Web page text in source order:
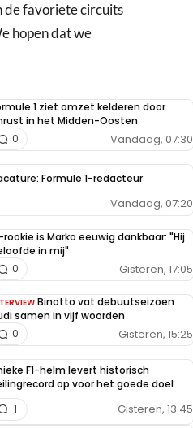
de favoriete circuits
hopen dat we
1 ziet omzet kelderen door
in het Midden-Oosten
Vandaag, 07:30
0
Formule 1-redacteur
Vandaag, 07:20
rookie is Marko eeuwig dankbaar: "Hij
in mij"
Gisteren, 17:05
0
Binotto vat debuutseizoen
samen in vijf woorden
Gisteren, 15:25
0
F1-helm levert historisch
op voor het goede doel
Gisteren, 13:45
1